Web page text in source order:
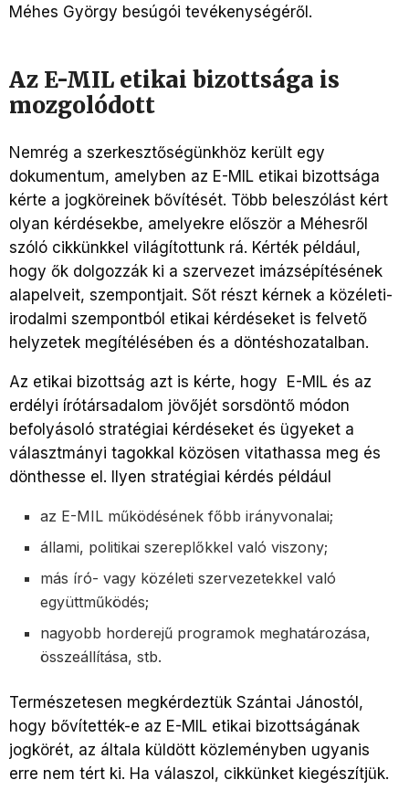
Méhes György besúgói tevékenységéről.
Az E-MIL etikai bizottsága is
mozgolódott
Nemrég a szerkesztőségünkhöz került egy
dokumentum, amelyben az E-MIL etikai bizottsága
kérte a jogköreinek bővítését. Több beleszólást kért
olyan kérdésekbe, amelyekre először a Méhesről
szóló cikkünkkel világítottunk rá. Kérték például,
hogy ők dolgozzák ki a szervezet imázsépítésének
alapelveit, szempontjait. Sőt részt kérnek a közéleti-
irodalmi szempontból etikai kérdéseket is felvető
helyzetek megítélésében és a döntéshozatalban.
Az etikai bizottság azt is kérte, hogy E-MIL és az
erdélyi írótársadalom jövőjét sorsdöntő módon
befolyásoló stratégiai kérdéseket és ügyeket a
választmányi tagokkal közösen vitathassa meg és
dönthesse el. Ilyen stratégiai kérdés például
az E-MIL működésének főbb irányvonalai;
állami, politikai szereplőkkel való viszony;
más író- vagy közéleti szervezetekkel való
együttműködés;
nagyobb horderejű programok meghatározása,
összeállítása, stb.
Természetesen megkérdeztük Szántai Jánostól,
hogy bővítették-e az E-MIL etikai bizottságának
jogkörét, az általa küldött közleményben ugyanis
erre nem tért ki. Ha válaszol, cikkünket kiegészítjük.